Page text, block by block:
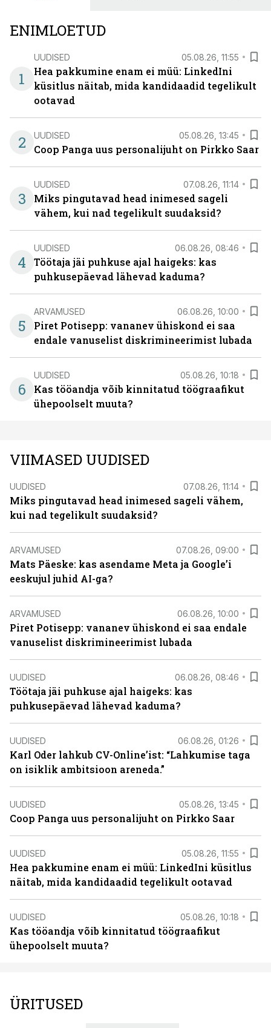
ENIMLOETUD
1
UUDISED 05.08.26, 11:55
Hea pakkumine enam ei müü: LinkedIni
küsitlus näitab, mida kandidaadid tegelikult
ootavad
2 UUDISED 05.08.26, 13:45
Coop Panga uus personalijuht on Pirkko Saar
3
UUDISED 07.08.26, 11:14
Miks pingutavad head inimesed sageli
vähem, kui nad tegelikult suudaksid?
4
UUDISED 06.08.26, 08:46
Töötaja jäi puhkuse ajal haigeks: kas
puhkusepäevad lähevad kaduma?
5
ARVAMUSED 06.08.26, 10:00
Piret Potisepp: vananev ühiskond ei saa
endale vanuselist diskrimineerimist lubada
6
UUDISED 05.08.26, 10:18
Kas tööandja võib kinnitatud töögraafikut
ühepoolselt muuta?
VIIMASED UUDISED
UUDISED 07.08.26, 11:14
Miks pingutavad head inimesed sageli vähem,
kui nad tegelikult suudaksid?
ARVAMUSED 07.08.26, 09:00
Mats Päeske: kas asendame Meta ja Google’i
eeskujul juhid AI-ga?
ARVAMUSED 06.08.26, 10:00
Piret Potisepp: vananev ühiskond ei saa endale
vanuselist diskrimineerimist lubada
UUDISED 06.08.26, 08:46
Töötaja jäi puhkuse ajal haigeks: kas
puhkusepäevad lähevad kaduma?
UUDISED 06.08.26, 01:26
Karl Oder lahkub CV-Online’ist: “Lahkumise taga
on isiklik ambitsioon areneda.”
UUDISED 05.08.26, 13:45
Coop Panga uus personalijuht on Pirkko Saar
UUDISED 05.08.26, 11:55
Hea pakkumine enam ei müü: LinkedIni küsitlus
näitab, mida kandidaadid tegelikult ootavad
UUDISED 05.08.26, 10:18
Kas tööandja võib kinnitatud töögraafikut
ühepoolselt muuta?
ÜRITUSED